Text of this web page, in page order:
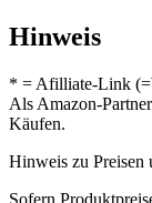
Hinweis
* = Afilliate-Link
Als Amazon-
Käufen.
Hinweis zu Preisen
Sofern